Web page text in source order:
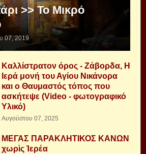
>> Το Μικρό
07, 2019
Καλλίστρατον όρος - Ζάβορδα, Η
Ιερά μονή του Αγίου Νικάνορα
και ο Θαυμαστός τόπος που
ασκήτεψε (Video - φωτογραφικό
Υλικό)
Αυγούστου 07, 2025
ΜΕΓΑΣ ΠΑΡΑΚΛΗΤΙΚΟΣ ΚΑΝΩΝ
χωρὶς Ἱερέα